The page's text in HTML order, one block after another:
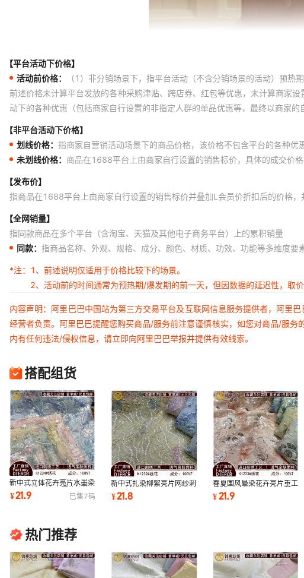
【平台活动下价格】
活动前价格：
（1）非分销场景下，指平台活动（不含分销场景的活动）预
前述价格未计算平台发放的各种采购津贴、跨店券、红包等优惠，未计算商家
动下的各种优惠（包括商家自行设置的非指定人群的单品优惠等，最终以商家
【非平台活动下价格】
划线价格： 指商家自营销活动场景下的商品价格，该价格不包含平台的各种优
未划线价格： 商品在1688平台上由商家自行设置的销售标价，具体的成交价
【发布价】
指商品在1688平台上由商家自行设置的销售标价并叠加L会员价折扣后的价格，
【全网销量】
指同款商品在多个平台（含淘宝、天猫及其他电子商务平台）上的累积销量
同款： 指商品名称、外观、规格、成分、颜色、材质、功效、功能等多维度
*注：
1、前述说明仅适用于价格比较下的场景。
2、活动前的时间通常为预热期/爆发期的前一天，但因数据的延迟性，取
内容声明：阿里巴巴中国站为第三方交易平台及互联网信息服务提供者，阿里
经营者负责。阿里巴巴提醒您购买商品/服务前注意谨慎核实，如您对商品/服
内有任何违法/侵权信息，请立即向阿里巴巴举报并提供有效线索。
搭配组货
新中式立体花卉亮片水墨染
网纱刺绣面料 春夏傣族礼
服马甲绣花布
¥21.9 已售7码
新中式扎染柳絮亮片网纱刺
绣面料 民族风马甲女上衣
连衣裙绣花布
¥21.8
春夏国风晕染花卉亮片重工
绣花布 傣族民族风马甲连
衣裙礼服面料
¥21.9
热门推荐